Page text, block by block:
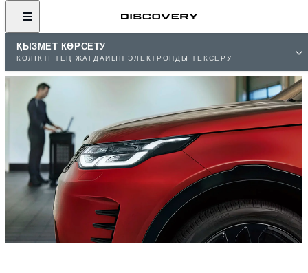
ҚЫЗМЕТ КӨРСЕТУ
‌КӨЛІКТІ ТЕҢ ЖАҒДАЙЫН ЭЛЕКТРОНДЫ ТЕКСЕРУ